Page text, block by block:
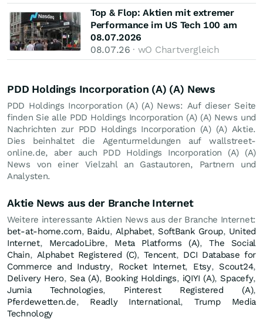
Top & Flop: Aktien mit extremer
Performance im US Tech 100 am
08.07.2026
08.07.26 · wO Chartvergleich
PDD Holdings Incorporation (A) (A) News
PDD Holdings Incorporation (A) (A) News: Auf dieser Seite
finden Sie alle PDD Holdings Incorporation (A) (A) News und
Nachrichten zur PDD Holdings Incorporation (A) (A) Aktie.
Dies beinhaltet die Agenturmeldungen auf wallstreet-
online.de, aber auch PDD Holdings Incorporation (A) (A)
News von einer Vielzahl an Gastautoren, Partnern und
Analysten.
Aktie News aus der Branche Internet
Weitere interessante Aktien News aus der Branche Internet:
bet-at-home.com, Baidu, Alphabet, SoftBank Group, United
Internet, MercadoLibre, Meta Platforms (A),The Social
Chain, Alphabet Registered (C),Tencent, DCI Database for
Commerce and Industry, Rocket Internet, Etsy, Scout24,
Delivery Hero, Sea (A), Booking Holdings, iQIYI (A), Spacefy,
Jumia Technologies, Pinterest Registered (A),
Pferdewetten.de, Readly International,Trump Media
Technology